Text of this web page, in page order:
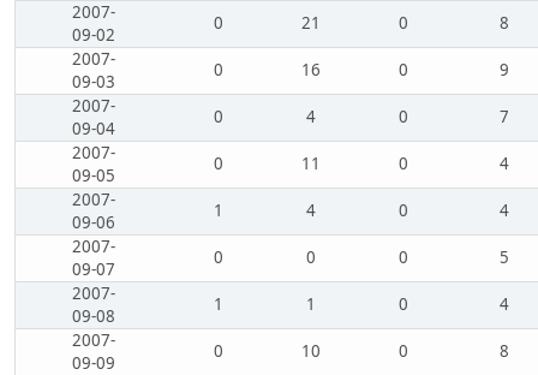
2007-
09-02
0 21 0
8
2007-
09-03
0 16 0
9
2007-
09-04
0 4 0
7
2007-
09-05
0 11 0
4
2007-
09-06
1 4 0
4
2007-
09-07
0 0 0
5
2007-
09-08
1 1 0
4
2007-
09-09
0 10 0
8